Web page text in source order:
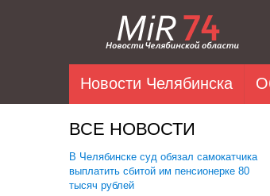
Новости Челябинска
ВСЕ НОВОСТИ
В Челябинске суд обязал самокатчика
выплатить сбитой им пенсионерке 80
тысяч рублей